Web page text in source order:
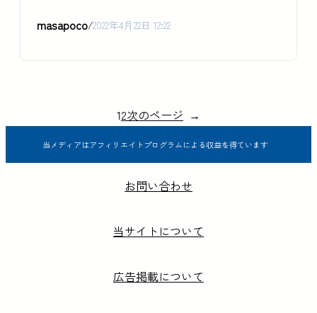
masapoco/2022年4月22日 12:22
12次のページ →
当メディアはアフィリエイトプログラムによる収益を得ています
お問い合わせ
当サイトについて
広告掲載について